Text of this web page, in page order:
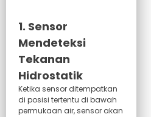
1. Sensor
Mendeteksi
Tekanan
Hidrostatik
Ketika sensor ditempatkan
di posisi tertentu di bawah
permukaan air, sensor akan